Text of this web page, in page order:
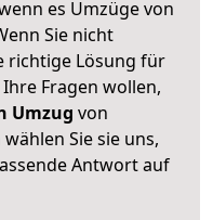
es Umzüge von
Sie nicht
richtige Lösung für
Fragen wollen,
Umzug von
Sie sie uns,
Antwort auf